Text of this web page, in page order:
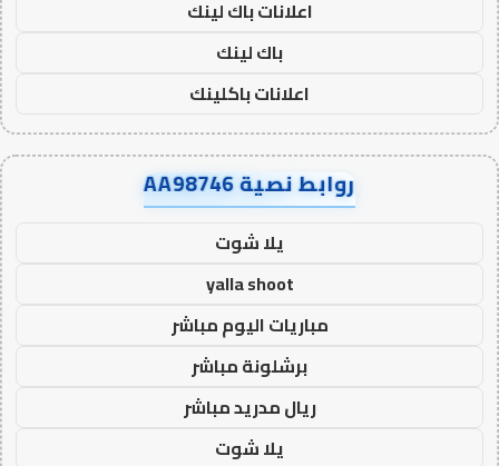
اعلانات باك لينك
باك لينك
اعلانات باكلينك
روابط نصية AA98746
يلا شوت
yalla shoot
مباريات اليوم مباشر
برشلونة مباشر
ريال مدريد مباشر
يلا شوت